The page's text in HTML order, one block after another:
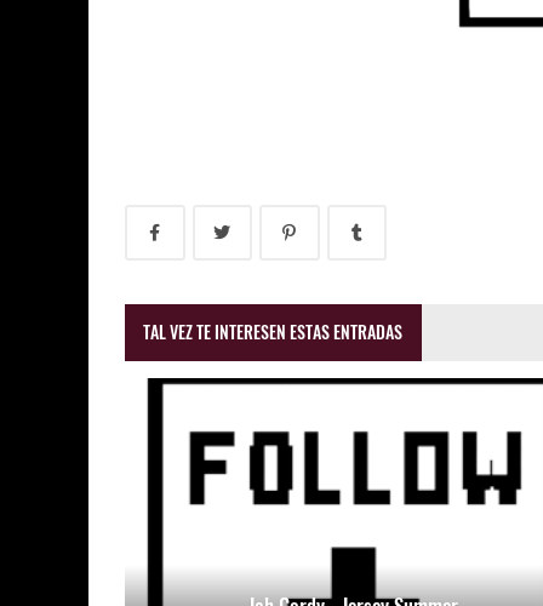
TAL VEZ TE INTERESEN ESTAS ENTRADAS